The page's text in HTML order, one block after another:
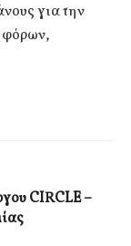
για την
CIRCLE –